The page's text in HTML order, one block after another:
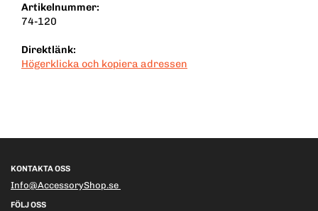
Artikelnummer:
74-120
Direktlänk:
Högerklicka och kopiera adressen
KONTAKTA OSS
Info@AccessoryShop.se
FÖLJ OSS